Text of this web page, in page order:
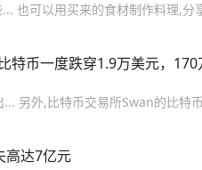
也可以用买来的食材制作料理,分
特币一度跌穿1.9万美元，
另外,比特币交易所Swan的比特
高达7亿元